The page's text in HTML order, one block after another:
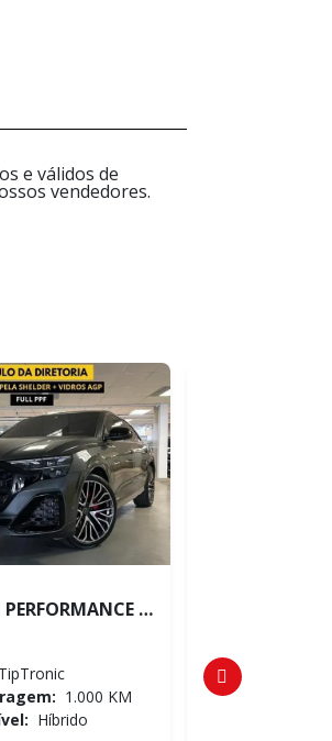
e válidos de
vendedores.
Q8 3.0 TFSI PERFORMANCE BLACK QUATTRO
TipTronic
1.000 KM
Híbrido
Câmbio: